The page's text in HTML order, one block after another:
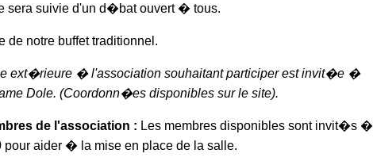
sera suivie d'un d�bat ouvert � tous.
de notre buffet traditionnel.
ext�rieure � l'association souhaitant participer est invit�e �
Dole. (Coordonn�es disponibles sur le site).
de l'association : Les membres disponibles sont invit�s �
aider � la mise en place de la salle.